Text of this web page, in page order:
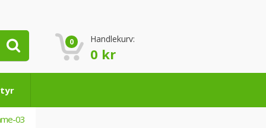
0 Handlekurv:
0 kr
03